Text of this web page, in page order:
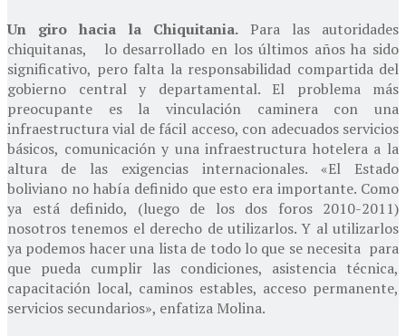
Un giro hacia la Chiquitania. Para las autoridades
chiquitanas, lo desarrollado en los últimos años ha sido
significativo, pero falta la responsabilidad compartida del
gobierno central y departamental. El problema más
preocupante es la vinculación caminera con una
infraestructura vial de fácil acceso, con adecuados servicios
básicos, comunicación y una infraestructura hotelera a la
altura de las exigencias internacionales. «El Estado
boliviano no había definido que esto era importante. Como
ya está definido, (luego de los dos foros 2010-2011)
nosotros tenemos el derecho de utilizarlos. Y al utilizarlos
ya podemos hacer una lista de todo lo que se necesita para
que pueda cumplir las condiciones, asistencia técnica,
capacitación local, caminos estables, acceso permanente,
servicios secundarios», enfatiza Molina.